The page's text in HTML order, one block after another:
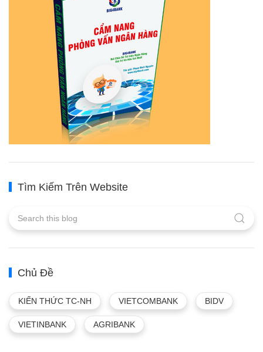
Tìm Kiếm Trên Website
Chủ Đề
KIẾN THỨC TC-NH VIETCOMBANK BIDV
VIETINBANK AGRIBANK